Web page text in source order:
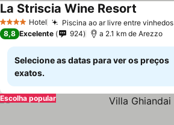
4 EstrelasHotel Piscina ao ar livre entre vinhedos
La Striscia Wine Resort
8,8 Excelente 924 a 2.1 km de Arezzo
Selecione as datas para ver os preços
exatos.
Escolha popular